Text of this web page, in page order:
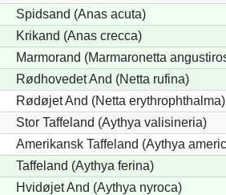
Spidsand (Anas acuta)
Krikand (Anas crecca)
Marmorand (Marmaronetta
Rødhovedet And (Netta rufina)
Rødøjet And (Netta erythrophthalma)
Stor Taffeland (Aythya valisineria)
Amerikansk Taffeland (Aythya
Taffeland (Aythya ferina)
Hvidøjet And (Aythya nyroca)